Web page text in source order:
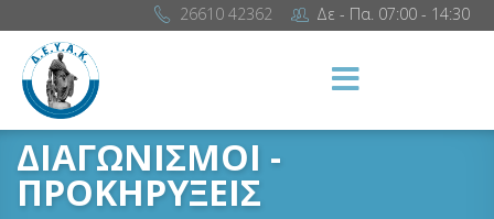
26610 42362 Δε - Πα. 07:00 - 14:30
ΔΙΑΓΩΝΙΣΜΟΙ -
ΠΡΟΚΗΡΥΞΕΙΣ